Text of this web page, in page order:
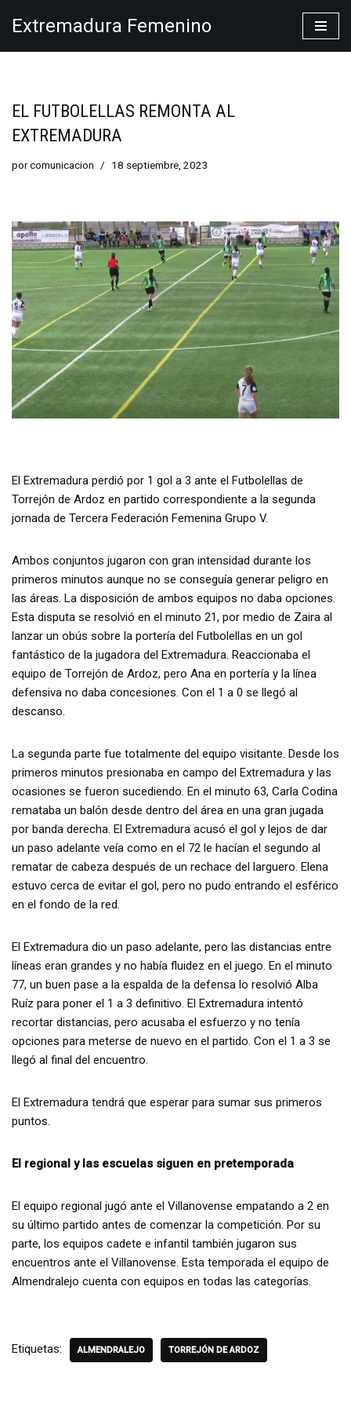
Extremadura Femenino
EL FUTBOLELLAS REMONTA AL
EXTREMADURA
porcomunicacion 18 septiembre, 2023
El Extremadura perdió por 1 gol a 3 ante el Futbolellas de
Torrejón de Ardoz en partido correspondiente a la segunda
jornada de Tercera Federación Femenina Grupo V.
Ambos conjuntos jugaron con gran intensidad durante los
primeros minutos aunque no se conseguía generar peligro en
las áreas. La disposición de ambos equipos no daba opciones.
Esta disputa se resolvió en el minuto 21, por medio de Zaira al
lanzar un obús sobre la portería del Futbolellas en un gol
fantástico de la jugadora del Extremadura. Reaccionaba el
equipo de Torrejón de Ardoz, pero Ana en portería y la línea
defensiva no daba concesiones. Con el 1 a 0 se llegó al
descanso.
La segunda parte fue totalmente del equipo visitante. Desde los
primeros minutos presionaba en campo del Extremadura y las
ocasiones se fueron sucediendo. En el minuto 63, Carla Codina
remataba un balón desde dentro del área en una gran jugada
por banda derecha. El Extremadura acusó el gol y lejos de dar
un paso adelante veía como en el 72 le hacían el segundo al
rematar de cabeza después de un rechace del larguero. Elena
estuvo cerca de evitar el gol, pero no pudo entrando el esférico
en el fondo de la red.
El Extremadura dio un paso adelante, pero las distancias entre
líneas eran grandes y no había fluidez en el juego. En el minuto
77, un buen pase a la espalda de la defensa lo resolvió Alba
Ruíz para poner el 1 a 3 definitivo. El Extremadura intentó
recortar distancias, pero acusaba el esfuerzo y no tenía
opciones para meterse de nuevo en el partido. Con el 1 a 3 se
llegó al final del encuentro.
El Extremadura tendrá que esperar para sumar sus primeros
puntos.
El regional y las escuelas siguen en pretemporada
El equipo regional jugó ante el Villanovense empatando a 2 en
su último partido antes de comenzar la competición. Por su
parte, los equipos cadete e infantil también jugaron sus
encuentros ante el Villanovense. Esta temporada el equipo de
Almendralejo cuenta con equipos en todas las categorías.
Etiquetas: ALMENDRALEJO TORREJÓN DE ARDOZ